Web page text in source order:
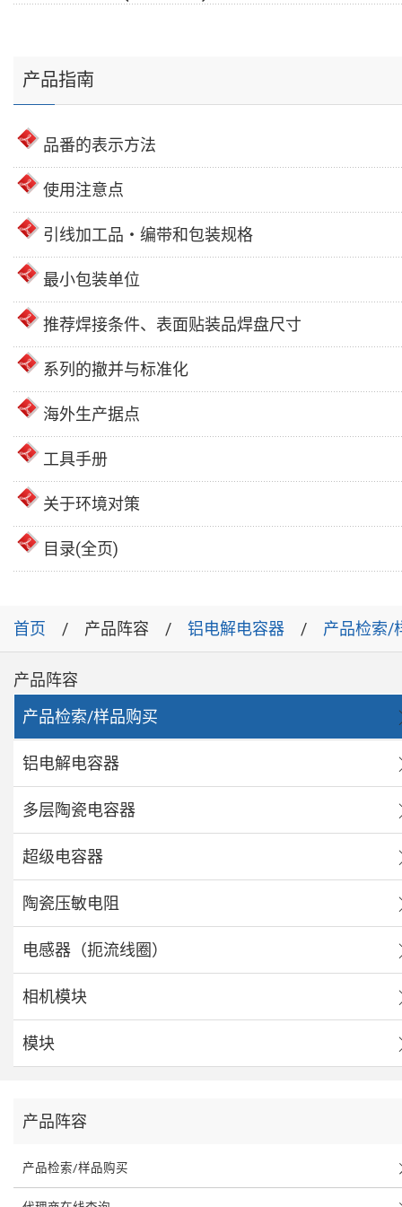
产品指南
品番的表示方法
使用注意点
引线加工品・编带和包装规格
最小包装单位
推荐焊接条件、表面贴装品焊盘尺寸
系列的撤并与标准化
海外生产据点
工具手册
关于环境对策
目录(全页)
首页 产品阵容 铝电解电容器 产品检索/
产品阵容
产品检索/样品购买
铝电解电容器
多层陶瓷电容器
超级电容器
陶瓷压敏电阻
电感器（扼流线圈）
相机模块
模块
产品阵容
产品检索/样品购买